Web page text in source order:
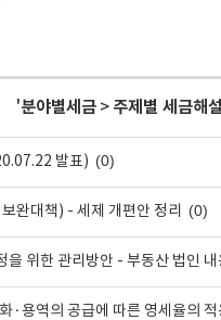
'분야별세금 > 주제별 세금해설
발표) (0)
완대책) - 세제 개편안 정리 (0)
위한 관리방안 - 부동산 법인 내
·용역의 공급에 따른 영세율의 적